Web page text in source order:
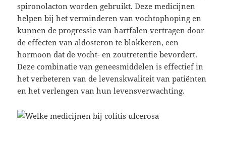
spironolacton worden gebruikt. Deze medicijnen
helpen bij het verminderen van vochtophoping en
kunnen de progressie van hartfalen vertragen door
de effecten van aldosteron te blokkeren, een
hormoon dat de vocht- en zoutretentie bevordert.
Deze combinatie van geneesmiddelen is effectief in
het verbeteren van de levenskwaliteit van patiënten
en het verlengen van hun levensverwachting.